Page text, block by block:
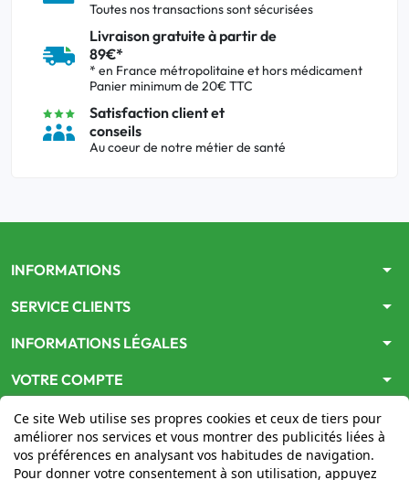
Toutes nos transactions sont sécurisées
Livraison gratuite à partir de
89€*
* en France métropolitaine et hors médicament
Panier minimum de 20€ TTC
Satisfaction client et
conseils
Au coeur de notre métier de santé
INFORMATIONS arrow_drop_down
SERVICE CLIENTS arrow_drop_down
INFORMATIONS LÉGALES arrow_drop_down
VOTRE COMPTE arrow_drop_down
Ce site Web utilise ses propres cookies et ceux de tiers pour
améliorer nos services et vous montrer des publicités liées à
vos préférences en analysant vos habitudes de navigation.
Pour donner votre consentement à son utilisation, appuyez